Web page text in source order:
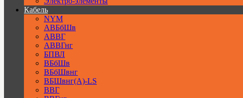
Кабель
NYM
АВБбШв
АВВГ
АВВГнг
БПВЛ
ВБбШв
ВБбШвнг
ВБШвнг(А)-LS
ВВГ